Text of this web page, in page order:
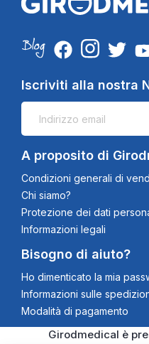
Iscriviti alla nostra
A proposito di
Condizioni generali di
Chi siamo?
Protezione dei dati
Informazioni legali
Bisogno di aiuto?
Ho dimenticato la mia
Informazioni sulle
Modalità di pagamento
Girodmedical è